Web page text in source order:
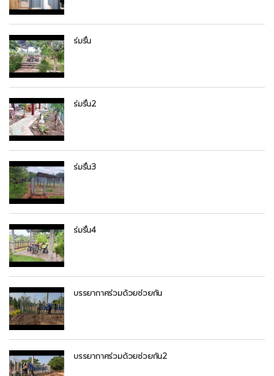
ร่มรื่น
ร่มรื่น2
ร่มรื่น3
ร่มรื่น4
บรรยากาศร่วมด้วยช่วยกัน
บรรยากาศร่วมด้วยช่วยกัน2